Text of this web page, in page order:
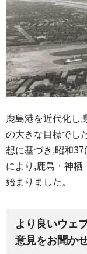
鹿島港を近代化し
の大きな目標でし
想に基づき,昭和
により,鹿島・神栖
始まりました。
より良いウェ
意見をお聞か